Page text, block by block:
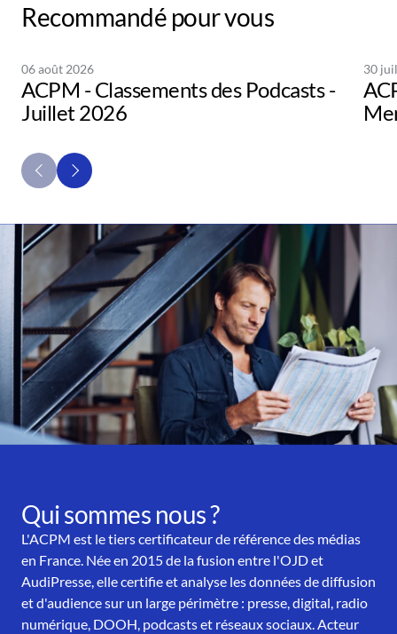
Recommandé pour vous
06 août 2026
ACPM - Classements des Podcasts -
Juillet 2026
30
Qui sommes nous ?
L'ACPM est le tiers certificateur de référence des médias
en France. Née en 2015 de la fusion entre l'OJD et
AudiPresse, elle certifie et analyse les données de diffusion
et d'audience sur un large périmètre : presse, digital, radio
numérique, DOOH, podcasts et réseaux sociaux. Acteur